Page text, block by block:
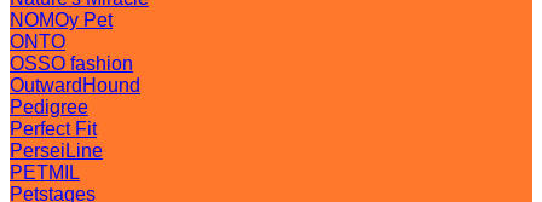
NOMOy Pet
ONTO
OSSO fashion
OutwardHound
Pedigree
Perfect Fit
PerseiLine
PETMIL
Petstages